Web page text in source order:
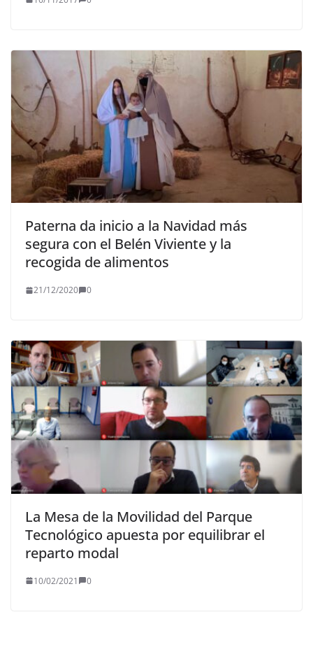
Paterna da inicio a la Navidad más
segura con el Belén Viviente y la
recogida de alimentos
21/12/2020 0
La Mesa de la Movilidad del Parque
Tecnológico apuesta por equilibrar el
reparto modal
10/02/2021 0